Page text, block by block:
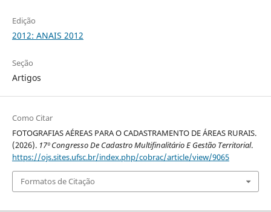
Edição
2012: ANAIS 2012
Seção
Artigos
Como Citar
FOTOGRAFIAS AÉREAS PARA O CADASTRAMENTO DE ÁREAS RURAIS.
(2026). 17º Congresso De Cadastro Multifinalitário E Gestão Territorial.
https://ojs.sites.ufsc.br/index.php/cobrac/article/view/9065
Formatos de Citação